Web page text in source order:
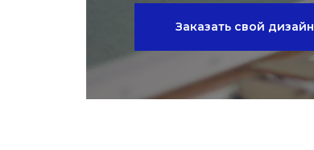
Заказать свой дизайн